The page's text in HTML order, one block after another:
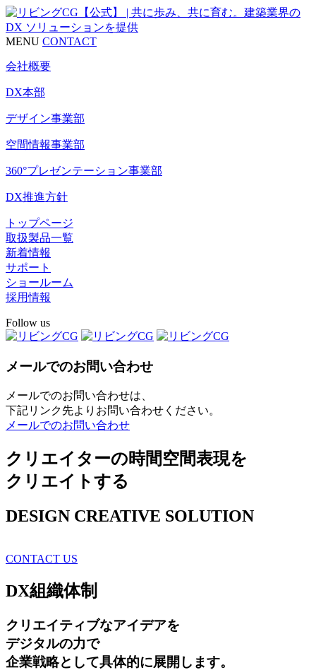
MENU CONTACT
会社概要
DX本部
デザイン事業部
空間情報事業部
360°プレゼンテーション事業部
DX推進方針
トップページ
取扱製品一覧
新着情報
サポート
ショールーム
採用情報
Follow us
メールでのお問い合わせ
メールでのお問い合わせは、
下記リンク先よりお問い合わせください。
メールでのお問い合わせ
クリエイターの時間空間表現を
クリエイトする
DESIGN CREATIVE SOLUTION
CONTACT US
DX組織体制
クリエイティブなアイデアを
デジタルの力で
企業戦略として具体的に展開します。